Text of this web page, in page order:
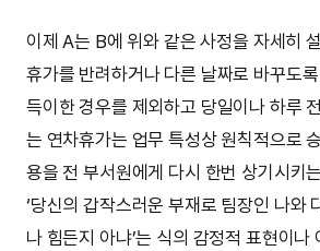
이제 A는 B에 위와 같은 사정을 자세히
휴가를 반려하거나 다른 날짜로 바꾸도
득이한 경우를 제외하고 당일이나 하루
는 연차휴가는 업무 특성상 원칙적으로
용을 전 부서원에게 다시 한번 상기시키
‘당신의 갑작스러운 부재로 팀장인 나와
나 힘든지 아냐’는 식의 감정적 표현이나